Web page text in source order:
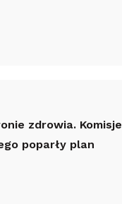
zdrowia. Komisje
poparły plan